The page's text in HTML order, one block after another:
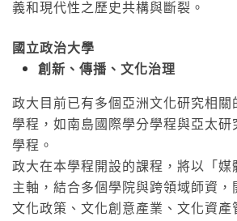
義和現代性之歷史共構與斷裂。
國立政治大學
創新、傳播、文化治理
政大目前已有多個亞洲文化研究相關
學程，如南島國際學分學程與亞太研
學程。
政大在本學程開設的課程，將以「媒
主軸，結合多個學院與跨領域師資，
文化政策、文化創意產業、文化資產